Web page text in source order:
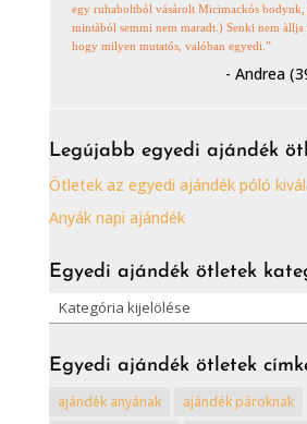
egy ruhaboltból vásárolt Micimackós
mintàból semmi nem maradt.) Senki nem àllja
hogy milyen mutatós, valóban egyedi.”
- Andrea
Legújabb egyedi ajándék
Ötletek az egyedi ajándék póló
Anyák napi ajándék
Egyedi ajándék ötletek
Egyedi
ajándék
ötletek
kategóriái
Egyedi ajándék ötletek
ajándék anyának
ajándék pároknak